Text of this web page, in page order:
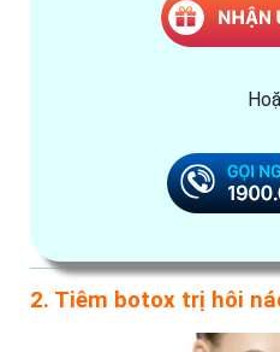
2. Tiêm botox trị hôi